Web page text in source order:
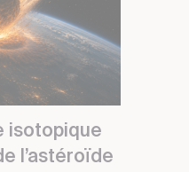
isotopique
l’astéroïde